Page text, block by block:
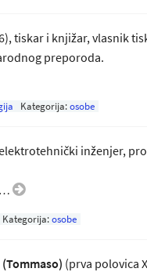
tiskar i knjižar, vlasnik
preporoda.
Kategorija:osobe
elektrotehnički inženjer,
Kategorija:osobe
(prva polovica